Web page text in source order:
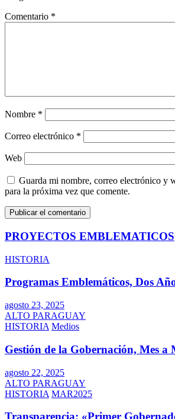
Comentario *
Nombre *
Correo electrónico *
Web
Guarda mi nombre, correo electrónico y
para la próxima vez que comente.
PROYECTOS EMBLEMATICOS
HISTORIA
Programas Emblemáticos, Dos
agosto 23, 2025
ALTO PARAGUAY
HISTORIA Medios
Gestión de la Gobernación, Mes a
agosto 22, 2025
ALTO PARAGUAY
HISTORIA MAR2025